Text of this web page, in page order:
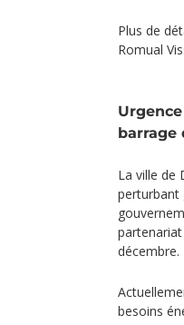
Plus de
Romual
barrage
La ville de
perturbant
décembre.
besoins